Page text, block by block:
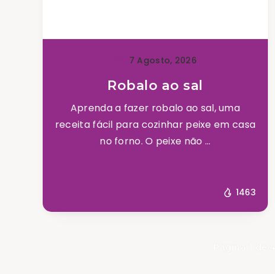
7 Agosto, 2026
Robalo ao sal
Aprenda a fazer robalo ao sal, uma
receita fácil para cozinhar peixe em casa
no forno. O peixe não ...
1463